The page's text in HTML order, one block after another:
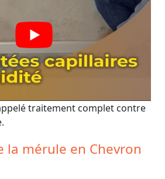
traitement complet contre
la mérule en Chevron